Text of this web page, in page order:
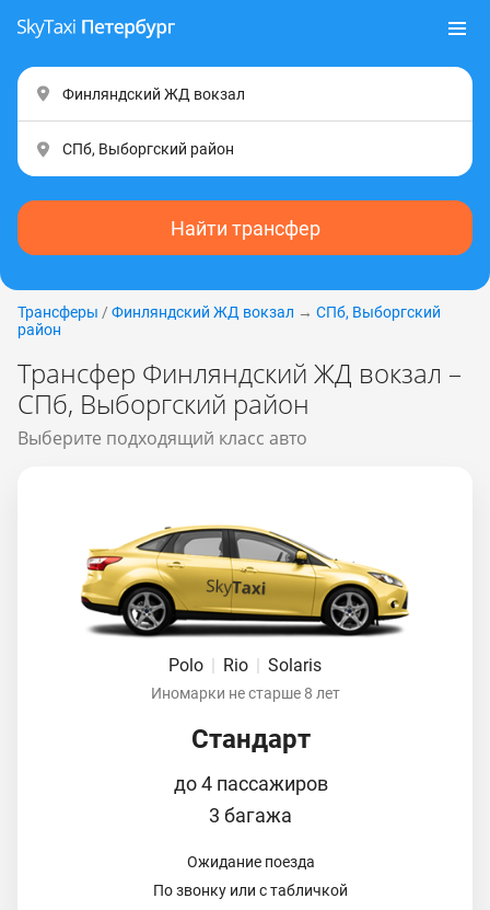
Найти трансфер
Трансферы / Финляндский ЖД вокзал → СПб, Выборгский
район
Трансфер Финляндский ЖД вокзал –
СПб, Выборгский район
Выберите подходящий класс авто
Polo | Rio | Solaris
Иномарки не старше 8 лет
Стандарт
до 4 пассажиров
3 багажа
Ожидание поезда
По звонку или с табличкой